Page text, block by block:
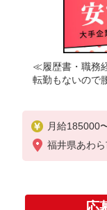
≪履歴書・職務
転勤もないので
月給185000
福井県あわ